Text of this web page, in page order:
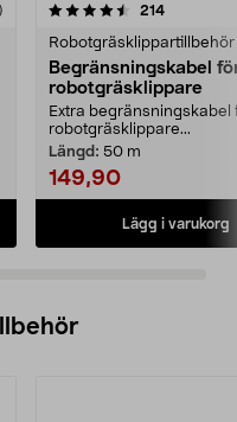
214
Robotgräsklippartillbehör
Begränsningskabel
robotgräsklippare
Extra begränsningskabel
robotgräsklippare...
Längd: 50 m
149,90
Lägg i varukorg
4.5 av 5 stjärnor